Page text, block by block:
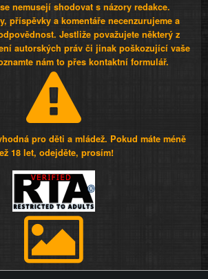
nemusejí shodovat s názory redakce.
příspěvky a komentáře necenzurujeme a
Jestliže považujete některý z
autorských práv či jinak poškozující vaše
nám to přes kontaktní formulář.
pro děti a mládež. Pokud máte méně
18 let, odejděte, prosím!